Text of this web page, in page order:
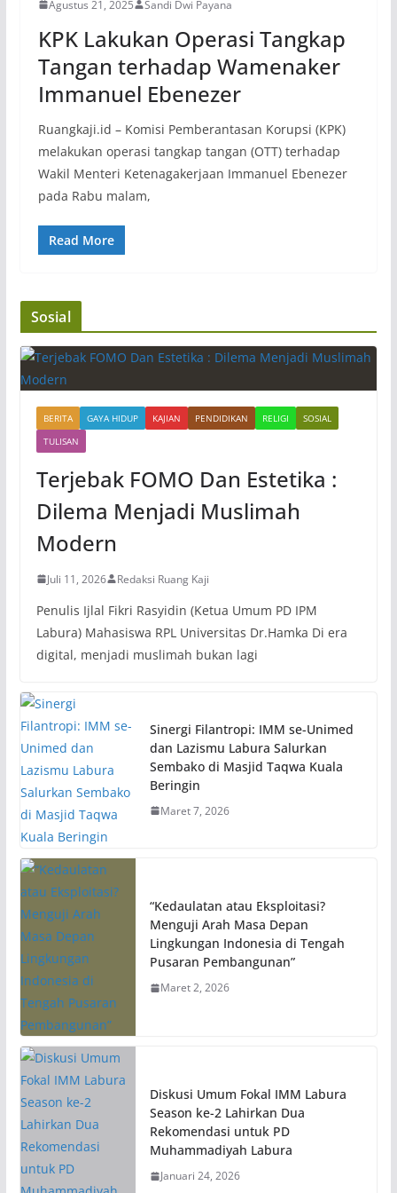
Agustus 21, 2025 Sandi Dwi Payana
KPK Lakukan Operasi Tangkap
Tangan terhadap Wamenaker
Immanuel Ebenezer
Ruangkaji.id – Komisi Pemberantasan Korupsi (KPK)
melakukan operasi tangkap tangan (OTT) terhadap
Wakil Menteri Ketenagakerjaan Immanuel Ebenezer
pada Rabu malam,
Read More
Sosial
BERITA GAYA HIDUP KAJIAN PENDIDIKAN RELIGI
SOSIAL
TULISAN
Terjebak FOMO Dan Estetika :
Dilema Menjadi Muslimah
Modern
Juli 11, 2026 Redaksi Ruang Kaji
Penulis Ijlal Fikri Rasyidin (Ketua Umum PD IPM
Labura) Mahasiswa RPL Universitas Dr.Hamka Di era
digital, menjadi muslimah bukan lagi
Sinergi Filantropi: IMM se-Unimed
dan Lazismu Labura Salurkan
Sembako di Masjid Taqwa Kuala
Beringin
Maret 7, 2026
“Kedaulatan atau Eksploitasi?
Menguji Arah Masa Depan
Lingkungan Indonesia di Tengah
Pusaran Pembangunan”
Maret 2, 2026
Diskusi Umum Fokal IMM Labura
Season ke-2 Lahirkan Dua
Rekomendasi untuk PD
Muhammadiyah Labura
Januari 24, 2026